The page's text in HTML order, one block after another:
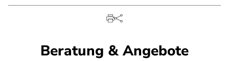
Beratung & Angebote